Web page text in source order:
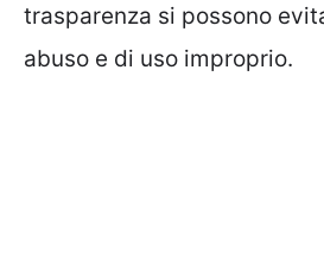
trasparenza si possono
abuso e di uso improprio.